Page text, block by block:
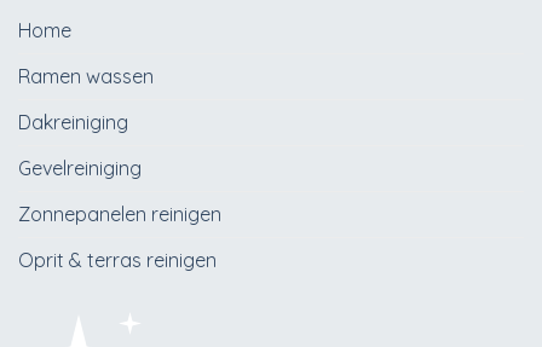
Home
Ramen wassen
Dakreiniging
Gevelreiniging
Zonnepanelen reinigen
Oprit & terras reinigen